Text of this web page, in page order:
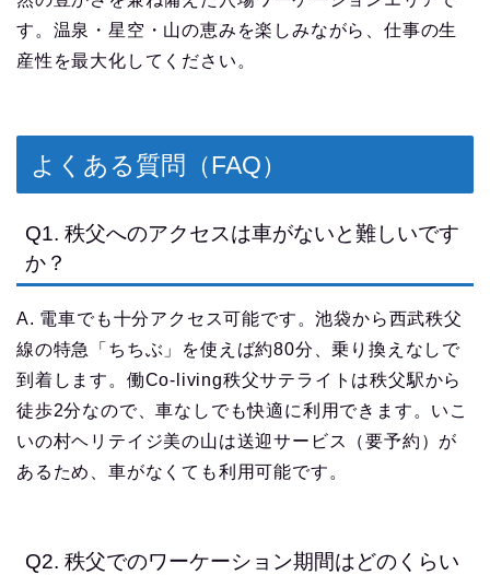
す。温泉・星空・山の恵みを楽しみながら、仕事の生
産性を最大化してください。
よくある質問（FAQ）
Q1. 秩父へのアクセスは車がないと難しいです
か？
A. 電車でも十分アクセス可能です。池袋から西武秩父
線の特急「ちちぶ」を使えば約80分、乗り換えなしで
到着します。働Co-living秩父サテライトは秩父駅から
徒歩2分なので、車なしでも快適に利用できます。いこ
いの村ヘリテイジ美の山は送迎サービス（要予約）が
あるため、車がなくても利用可能です。
Q2. 秩父でのワーケーション期間はどのくらい